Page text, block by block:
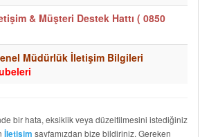
& Müşteri Destek Hattı ( 0850
Müdürlük İletişim Bilgileri
bir hata, eksiklik veya düzeltilmesini istediğiniz
İletişim sayfamızdan bize bildiriniz. Gereken